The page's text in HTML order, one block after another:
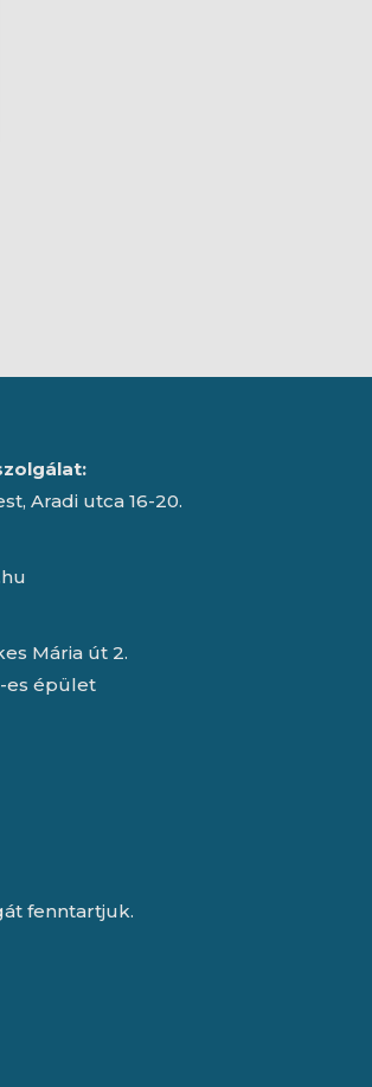
Aradi utca 16-20.
Mária út 2.
es épület
fenntartjuk.